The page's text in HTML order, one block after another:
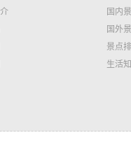
国内
国外
景点
生活